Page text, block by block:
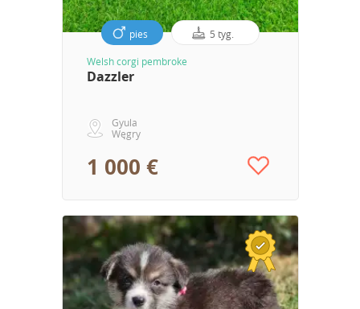
pies 5 tyg.
Welsh corgi pembroke
Dazzler
Gyula
Węgry
1 000 €